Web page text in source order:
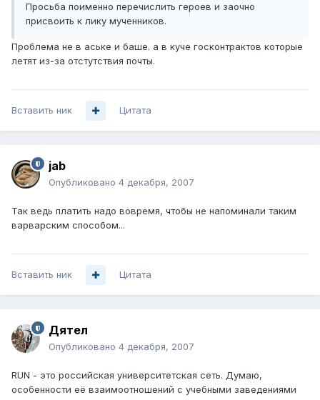
Просьба поименно перечислить героев и заочно
присвоить к лику мученников.
Проблема не в аське и баше. а в куче госконтрактов которые
летят из-за отстутствия почты.
Вставить ник Цитата
jab
Опубликовано 4 декабря, 2007
Так ведь платить надо вовремя, чтобы не напоминали таким
варварским способом...
Вставить ник Цитата
Дятел
Опубликовано 4 декабря, 2007
RUN - это российская университетская сеть. Думаю,
особенности её взаимоотношений с учебными заведениями